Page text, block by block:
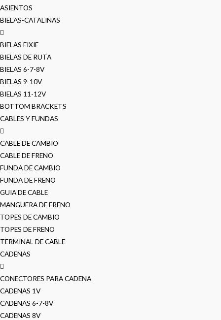
ASIENTOS
BIELAS-CATALINAS
BIELAS FIXIE
BIELAS DE RUTA
BIELAS 6-7-8V
BIELAS 9-10V
BIELAS 11-12V
BOTTOM BRACKETS
CABLES Y FUNDAS
CABLE DE CAMBIO
CABLE DE FRENO
FUNDA DE CAMBIO
FUNDA DE FRENO
GUIA DE CABLE
MANGUERA DE FRENO
TOPES DE CAMBIO
TOPES DE FRENO
TERMINAL DE CABLE
CADENAS
CONECTORES PARA CADENA
CADENAS 1V
CADENAS 6-7-8V
CADENAS 8V